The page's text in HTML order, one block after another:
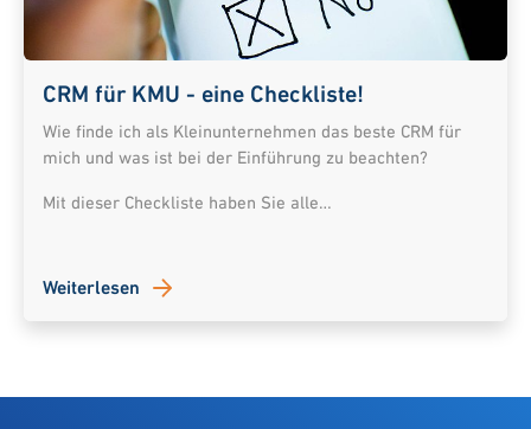
CRM für KMU - eine Checkliste!
Wie finde ich als Kleinunternehmen das beste CRM für
mich und was ist bei der Einführung zu beachten?
Mit dieser Checkliste haben Sie alle…
Weiterlesen